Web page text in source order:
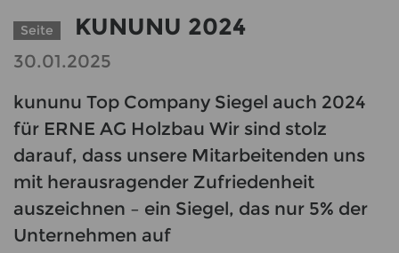
Seite KUNUNU 2024
30.01.2025
kununu Top Company Siegel auch 2024
für ERNE AG Holzbau Wir sind stolz
darauf, dass unsere Mitarbeitenden uns
mit herausragender Zufriedenheit
auszeichnen – ein Siegel, das nur 5% der
Unternehmen auf